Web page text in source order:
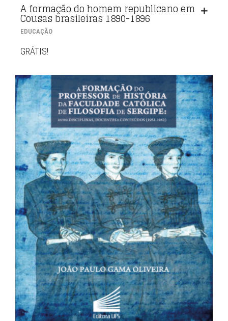
A formação do homem republicano em
Cousas brasileiras 1890-1896
EDUCAÇÃO
GRÁTIS!